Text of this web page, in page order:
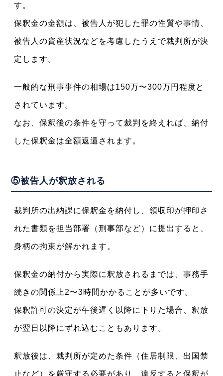
す。
保釈金の金額は、被告人が犯した罪の性質や事情、
被告人の資産状況などを考慮したうえで裁判所が決
定します。
一般的な刑事事件の相場は150万〜300万円程度と
されています。
なお、保釈後の条件を守って裁判を終えれば、納付
した保釈金は全額返還されます。
⑤被告人が釈放される
裁判所の出納課に保釈金を納付し、領収印が押印さ
れた書類を担当部署（刑事部など）に提出すると、
身柄の拘束が解かれます。
保釈金の納付から実際に釈放されるまでは、事務手
続きの関係上2〜3時間かかることが多いです。
保釈許可の決定が午後遅く以降に下りた場合、釈放
が翌日以降にずれ込むこともあります。
釈放後は、裁判所が定めた条件（住居制限、出国禁
止など）を厳守する必要があり、違反すると保釈が